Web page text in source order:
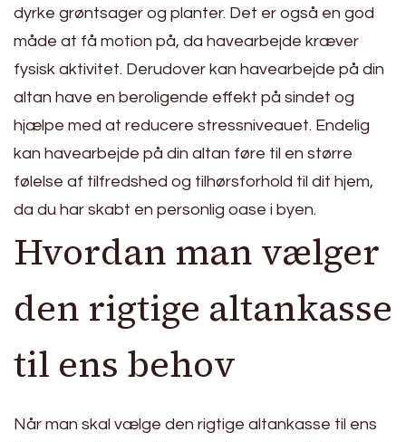
dyrke grøntsager og planter. Det er også en god
måde at få motion på, da havearbejde kræver
fysisk aktivitet. Derudover kan havearbejde på din
altan have en beroligende effekt på sindet og
hjælpe med at reducere stressniveauet. Endelig
kan havearbejde på din altan føre til en større
følelse af tilfredshed og tilhørsforhold til dit hjem,
da du har skabt en personlig oase i byen.
Hvordan man vælger
den rigtige altankasse
til ens behov
Når man skal vælge den rigtige altankasse til ens